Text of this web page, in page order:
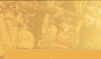
白沙屯媽祖